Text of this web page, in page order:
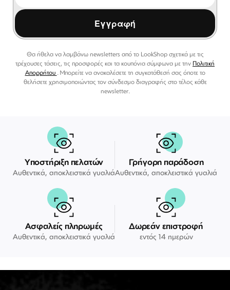
Εγγραφή
Θα ήθελα να λαμβάνω newsletters από το LookShop σχετικά με τις
τρέχουσες τάσεις, τις προσφορές και τα κουπόνια σύμφωνα με την Πολιτική
Απορρήτου . Μπορείτε να ανακαλέσετε τη συγκατάθεσή σας όποτε το
θελήσετε χρησιμοποιώντας τον σύνδεσμο διαγραφής στο τέλος κάθε
newsletter.
Υποστήριξη πελατών
Αυθεντικά, αποκλειστικά γυαλιά
Γρήγορη παράδοση
Αυθεντικά, αποκλειστικά γυαλιά
Ασφαλείς πληρωμές
Αυθεντικά, αποκλειστικά γυαλιά
Δωρεάν επιστροφή
εντός 14 ημερών